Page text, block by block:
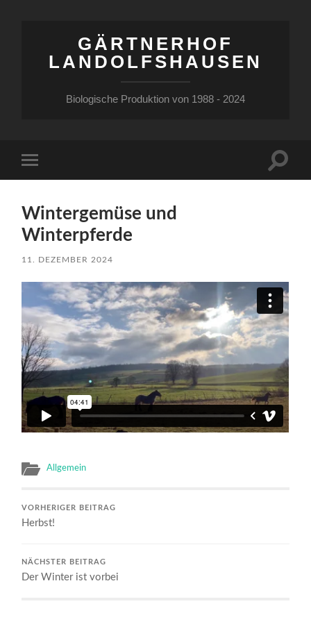
GÄRTNERHOF
LANDOLFSHAUSEN
Biologische Produktion von 1988 - 2024
Menü
Wintergemüse und
Winterpferde
11. DEZEMBER 2024
Allgemein
VORHERIGER BEITRAG
Herbst!
NÄCHSTER BEITRAG
Der Winter ist vorbei